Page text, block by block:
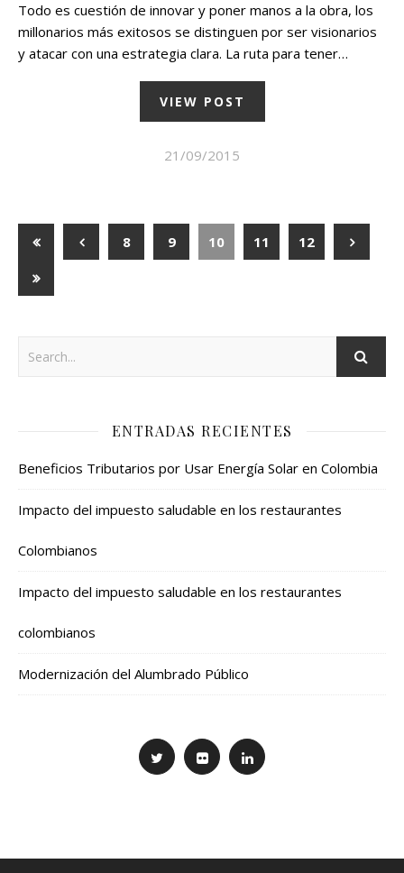
Todo es cuestión de innovar y poner manos a la obra, los
millonarios más exitosos se distinguen por ser visionarios
y atacar con una estrategia clara. La ruta para tener…
VIEW POST
21/09/2015
8 9 10 11 12
ENTRADAS RECIENTES
Beneficios Tributarios por Usar Energía Solar en Colombia
Impacto del impuesto saludable en los restaurantes
Colombianos
Impacto del impuesto saludable en los restaurantes
colombianos
Modernización del Alumbrado Público